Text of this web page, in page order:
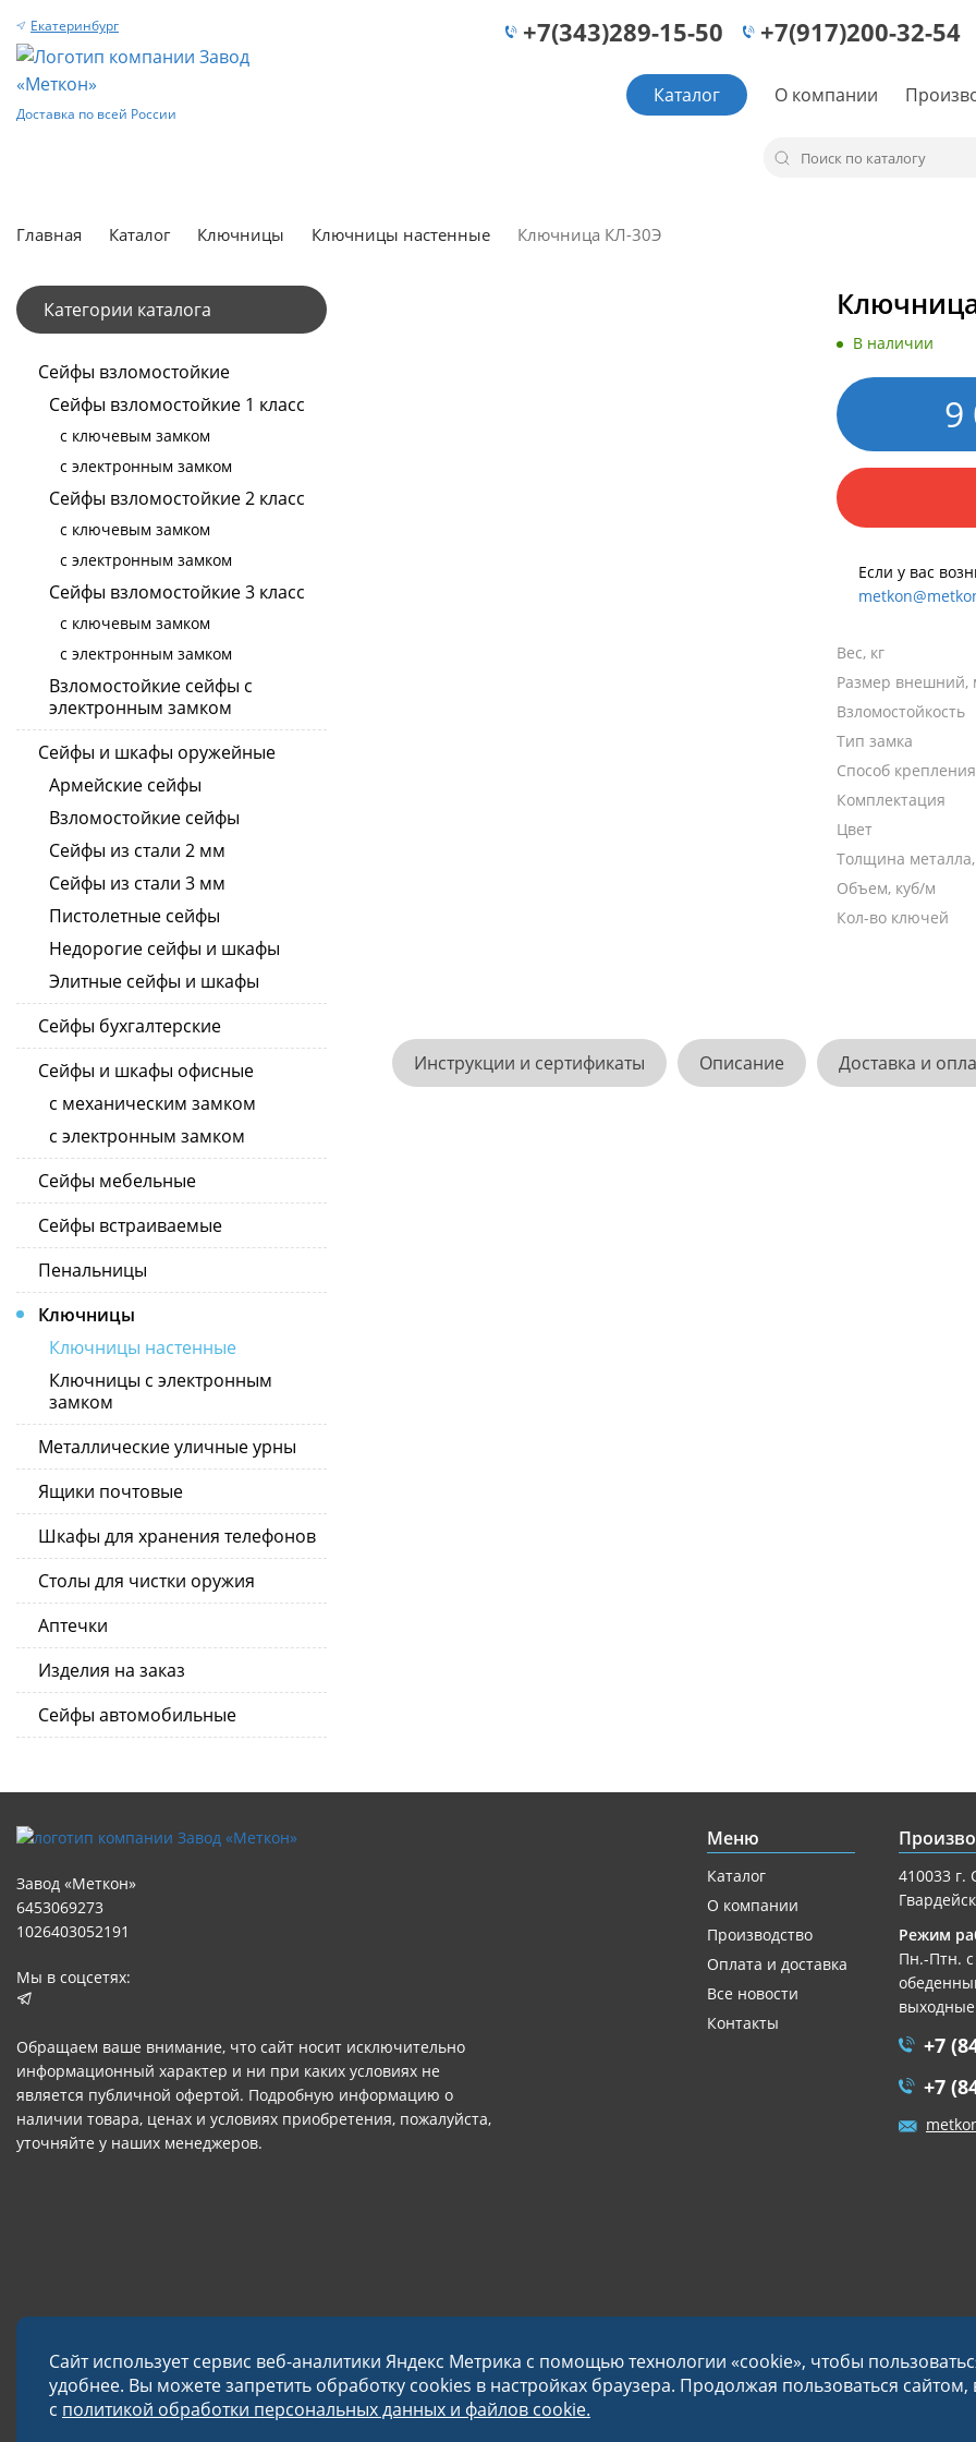
Екатеринбург
Доставка по всей России
+7(343)289-15-50 +7(917)200-32-54
Каталог О компании
Главная Каталог Ключницы Ключницы настенные Ключница КЛ-30Э
Категории каталога
Сейфы взломостойкие
Сейфы взломостойкие 1 класс
с ключевым замком
с электронным замком
Сейфы взломостойкие 2 класс
с ключевым замком
с электронным замком
Сейфы взломостойкие 3 класс
с ключевым замком
с электронным замком
Взломостойкие сейфы с
электронным замком
Сейфы и шкафы оружейные
Армейские сейфы
Взломостойкие сейфы
Сейфы из стали 2 мм
Сейфы из стали 3 мм
Пистолетные сейфы
Недорогие сейфы и шкафы
Элитные сейфы и шкафы
Сейфы бухгалтерские
Сейфы и шкафы офисные
с механическим замком
с электронным замком
Сейфы мебельные
Сейфы встраиваемые
Пенальницы
Ключницы
Ключницы настенные
Ключницы с электронным
замком
Металлические уличные урны
Ящики почтовые
Шкафы для хранения телефонов
Столы для чистки оружия
Аптечки
Изделия на заказ
Сейфы автомобильные
В наличии
9
Если у вас
Вес, кг
Размер внешний,
Взломостойкость
Тип замка
Способ крепления
Комплектация
Цвет
Толщина
Объем, куб/м
Кол-во ключей
Инструкции и сертификаты Описание Доставка и
Завод «Меткон»
6453069273
1026403052191
Мы в соцсетях:
Обращаем ваше внимание, что сайт носит исключительно
информационный характер и ни при каких условиях не
является публичной офертой. Подробную информацию о
наличии товара, ценах и условиях приобретения, пожалуйста,
уточняйте у наших менеджеров.
Меню
Каталог
О компании
Производство
Оплата и доставка
Все новости
Контакты
410033 г.
Режим
Пн.-Птн.
+7
+7
© 2026 Завод «Меткон» Политика в отношении обработки данных
Сайт использует сервис веб-аналитики Яндекс Метрика с помощью технологии «cookie», чтобы
удобнее. Вы можете запретить обработку cookies в настройках браузера. Продолжая пользоваться сайтом,
с политикой обработки персональных данных и файлов cookie.